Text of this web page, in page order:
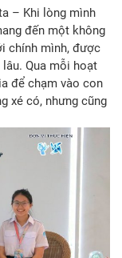
– Khi lòng mình
đến một không
chính mình, được
Qua mỗi hoạt
để chạm vào con
xé có, nhưng cũng